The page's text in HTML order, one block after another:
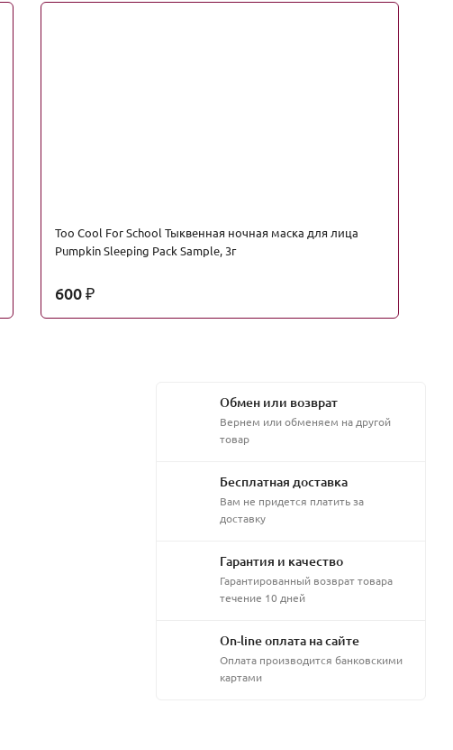
Too Cool For School Тыквенная ночная маска для лица
Pumpkin Sleeping Pack Sample, 3г
600 ₽
Обмен или возврат
Вернем или обменяем на другой
товар
Бесплатная доставка
Вам не придется платить за
доставку
Гарантия и качество
Гарантированный возврат товара
течение 10 дней
On-line оплата на сайте
Оплата производится банковскими
картами